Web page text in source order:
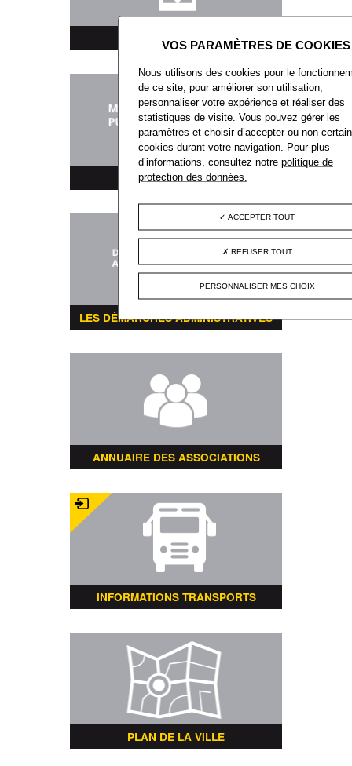
TÉLÉCHARGEMENT
MARCHÉS PUBLICS
LES DÉMARCHES ADMINISTRATIVES
ANNUAIRE DES ASSOCIATIONS
INFORMATIONS TRANSPORTS
PLAN DE LA VILLE
Nous utilisons des cookies pour le
de ce site, pour améliorer son utilisation,
personnaliser votre expérience et réaliser des
statistiques de visite. Vous pouvez gérer les
paramètres et choisir d’accepter ou non
cookies durant votre navigation. Pour plus
d’informations, consultez notrepolitique de
protection des données.
ACCEPTER TOUT
REFUSER TOUT
PERSONNALISER MES CHOIX